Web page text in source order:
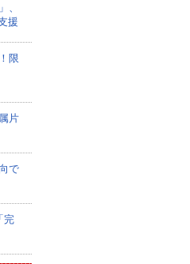
、
援
限
片
で
完